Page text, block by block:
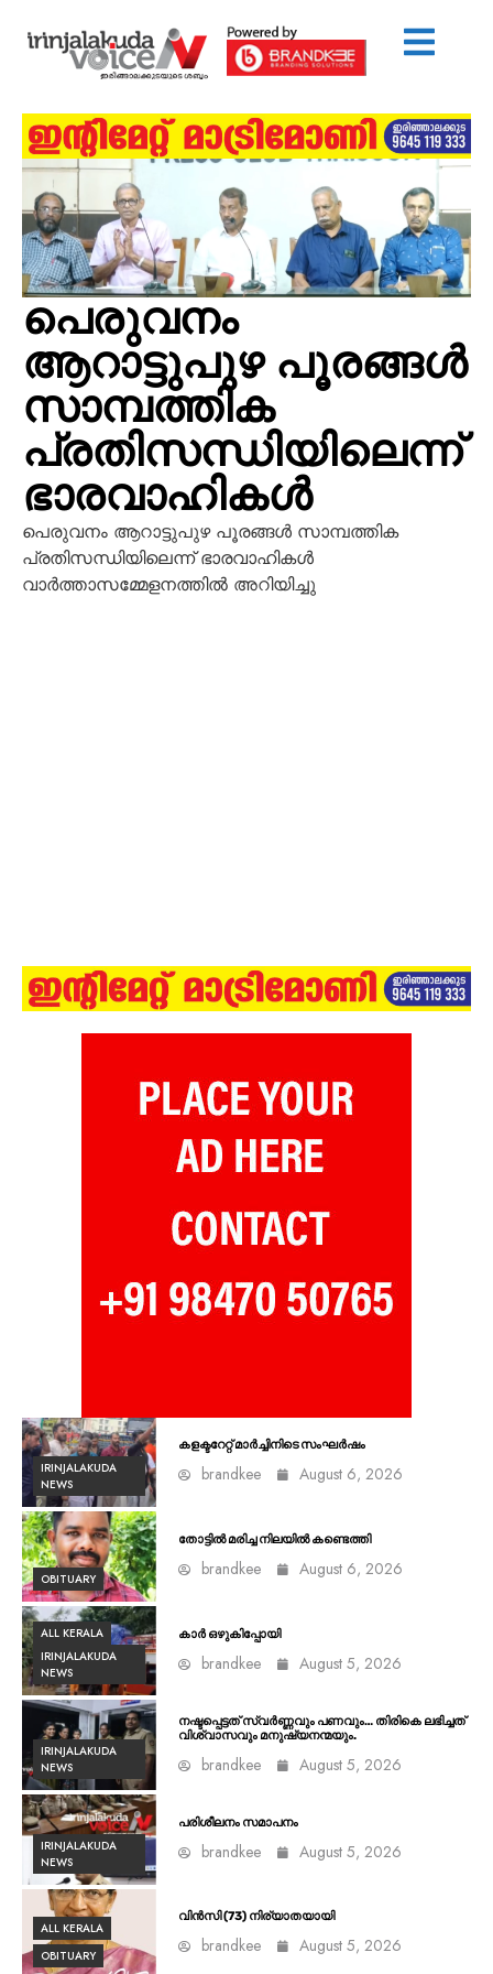
പെരുവനം
ആറാട്ടുപുഴ പൂരങ്ങൾ
സാമ്പത്തിക
പ്രതിസന്ധിയിലെന്ന്
ഭാരവാഹികൾ
പെരുവനം ആറാട്ടുപുഴ പൂരങ്ങൾ സാമ്പത്തിക
പ്രതിസന്ധിയിലെന്ന് ഭാരവാഹികൾ
വാർത്താസമ്മേളനത്തിൽ അറിയിച്ചു
IRINJALAKUDA
NEWS
കളക്ടറേറ്റ് മാർച്ചിനിടെ സംഘർഷം
brandkee August 6, 2026
OBITUARY
തോട്ടിൽ മരിച്ച നിലയിൽ കണ്ടെത്തി
brandkee August 6, 2026
ALL KERALA
IRINJALAKUDA
NEWS
കാർ ഒഴുകിപ്പോയി
brandkee August 5, 2026
IRINJALAKUDA
NEWS
നഷ്ടപ്പെട്ടത് സ്വർണ്ണവും പണവും… തിരികെ ലഭിച്ചത്
വിശ്വാസവും മനുഷ്യനന്മയും.
brandkee August 5, 2026
IRINJALAKUDA
NEWS
പരിശീലനം സമാപനം
brandkee August 5, 2026
ALL KERALA
OBITUARY
വിൻസി (73) നിര്യാതയായി
brandkee August 5, 2026